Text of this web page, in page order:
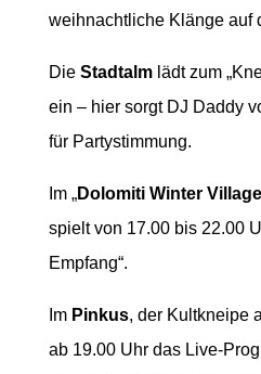
weihnachtliche Klänge auf
Die Stadtalmlädt zum
ein – hier sorgt DJ Daddy
für Partystimmung.
Im „Dolomiti Winter Village
spielt von 17.00 bis 22.00
Empfang“.
Im Pinkus, der Kultkneipe
ab 19.00 Uhr das Live-